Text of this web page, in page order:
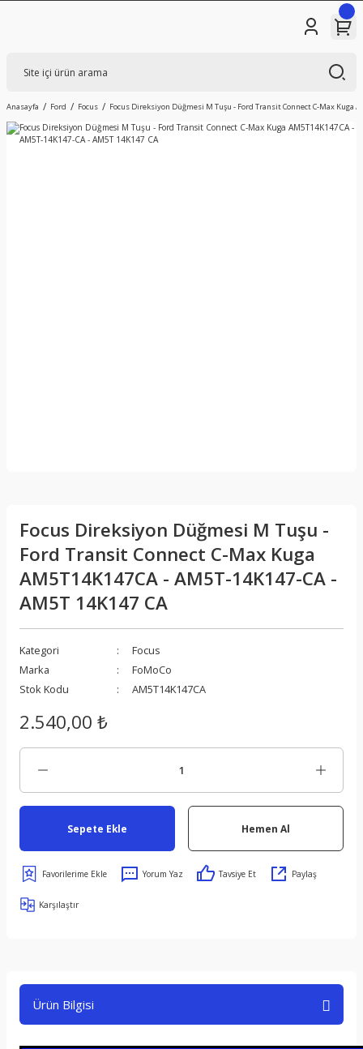
Anasayfa Ford Focus Focus Direksiyon Düğmesi M Tuşu - Ford Transit Connect C-Max Kuga
Focus Direksiyon Düğmesi M Tuşu -
Ford Transit Connect C-Max Kuga
AM5T14K147CA - AM5T-14K147-CA -
AM5T 14K147 CA
Kategori
Focus
Marka
FoMoCo
Stok Kodu
AM5T14K147CA
2.540,00 ₺
Sepete Ekle Hemen Al
Yorum Yaz Tavsiye Et Paylaş
Karşılaştır
Ürün Bilgisi